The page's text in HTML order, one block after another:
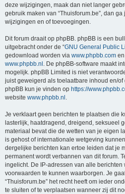
deze wijzigingen, maak dan niet langer
gebruik maken van “Thuisforum.be”, dan
wijzigingen en of toevoegingen.
Dit forum draait op phpBB. phpBB is een
uitgebracht onder de “GNU General Public
gedownload worden via www.phpbb.com
www.phpbb.nl . De phpBB-software maakt
mogelijk. phpBB Limited is niet
juist geweigerd als toelaatbare inhoud en/
phpBB kun je vinden op https://
website www.phpbb.nl .
Je verklaart geen berichten te plaatsen die
lasterlijk, haatdragend, dreigend, seksueel
materiaal bevat die de wetten van je eigen
is gehost of internationale wetgeving
dergelijke berichten kan ertoe leiden dat je
permanent wordt verbannen van dit forum.
ingelicht. De IP-adressen van alle
voorwaarden te kunnen waarborgen. Je
“Thuisforum.be” het recht heeft om ieder
te sluiten of te verplaatsen wanneer zij dit